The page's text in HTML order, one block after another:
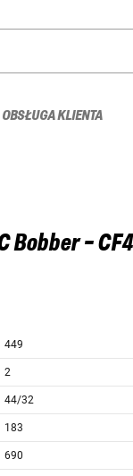
OBSŁUGA KLIENTA
Bobber -
449
2
44/32
183
690